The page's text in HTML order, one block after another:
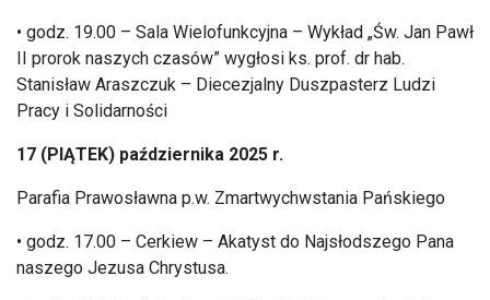
• godz. 19.00 – Sala Wielofunkcyjna – Wykład „Św. Jan Pawł
II prorok naszych czasów” wygłosi ks. prof. dr hab.
Stanisław Araszczuk – Diecezjalny Duszpasterz Ludzi
Pracy i Solidarności
17 (PIĄTEK) października 2025 r.
Parafia Prawosławna p.w. Zmartwychwstania Pańskiego
• godz. 17.00 – Cerkiew – Akatyst do Najsłodszego Pana
naszego Jezusa Chrystusa.